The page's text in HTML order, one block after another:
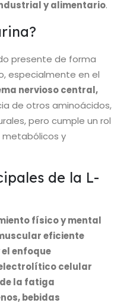
y alimentario.
presente de forma
especialmente en el
nervioso central,
de otros aminoácidos,
pero cumple un rol
metabólicos y
de la L-
físico y mental
eficiente
enfoque
celular
la fatiga
bebidas